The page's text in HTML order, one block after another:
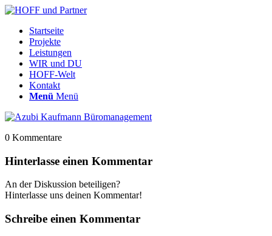
Startseite
Projekte
Leistungen
WIR und DU
HOFF-Welt
Kontakt
Menü Menü
0 Kommentare
Hinterlasse einen Kommentar
An der Diskussion beteiligen?
Hinterlasse uns deinen Kommentar!
Schreibe einen Kommentar